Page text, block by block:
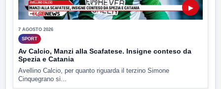
▶
7 AGOSTO 2026
SPORT
Av Calcio, Manzi alla Scafatese. Insigne conteso da
Spezia e Catania
Avellino Calcio, per quanto riguarda il terzino Simone
Cinquegrano si...